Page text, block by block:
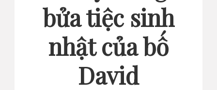
bửa tiệc sinh
nhật của bố
David